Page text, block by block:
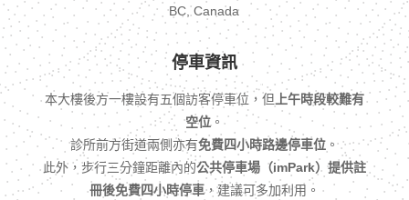
BC, Canada
停車資訊
本大樓後方一樓設有五個訪客停車位，但 上午時段較難有
空位。
診所前方街道兩側亦有免費四小時路邊停車位。
此外，步行三分鐘距離內的公共停車場（imPark）提供註
冊後免費四小時停車，建議可多加利用。